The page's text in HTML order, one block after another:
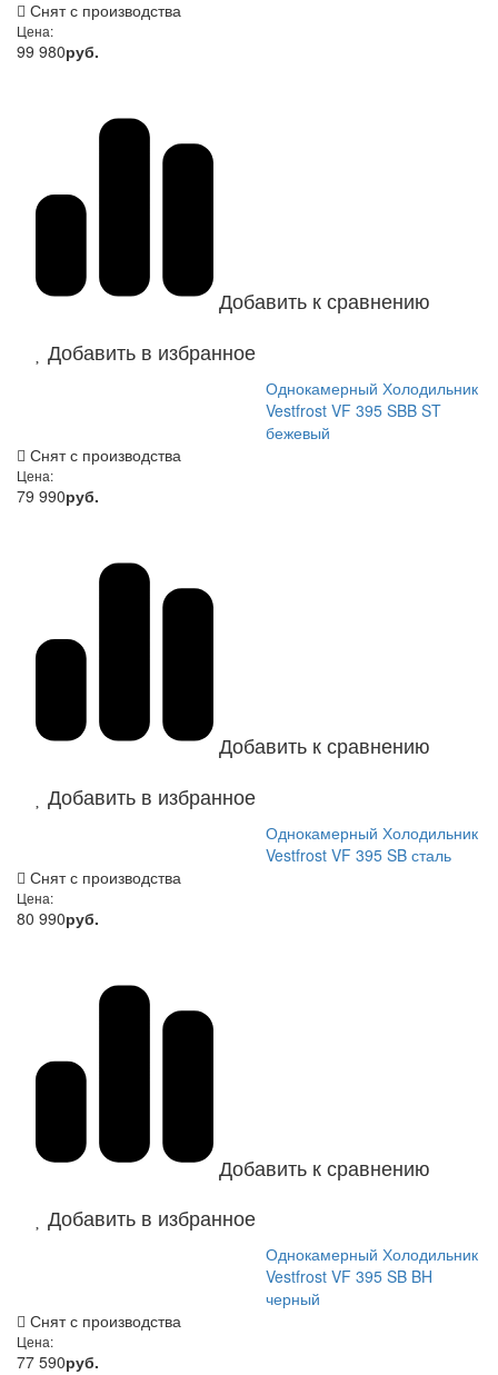
Снят с производства
Цена:
99 980руб.
Добавить к сравнению
Добавить в избранное
Однокамерный Холодильник
Vestfrost VF 395 SBB ST
бежевый
Снят с производства
Цена:
79 990руб.
Добавить к сравнению
Добавить в избранное
Однокамерный Холодильник
Vestfrost VF 395 SB сталь
Снят с производства
Цена:
80 990руб.
Добавить к сравнению
Добавить в избранное
Однокамерный Холодильник
Vestfrost VF 395 SB BH
черный
Снят с производства
Цена:
77 590руб.